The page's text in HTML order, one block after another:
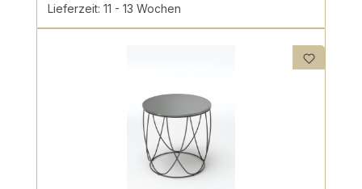
Lieferzeit: 11 - 13 Wochen